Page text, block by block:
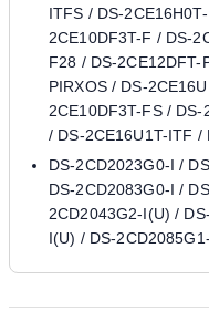
ITFS / DS-
2CE10DF3T-F / DS-
F28 / DS-2CE12DFT-
PIRXOS / DS-
2CE10DF3T-FS / DS-
/ DS-2CE16U1T-ITF /
DS-2CD2023G0-I /
DS-2CD2083G0-I /
2CD2043G2-I(U) /
I(U) / DS-